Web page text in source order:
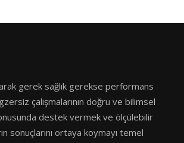
gerek sağlık gerekse performans
çalışmalarının doğru ve bilimsel
destek vermek ve ölçülebilir
sonuçlarını ortaya koymayı temel